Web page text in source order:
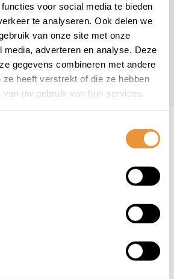
voor social media te bieden
te analyseren. Ook delen we
van onze site met onze
media, adverteren en analyse. Deze
gegevens combineren met andere
ze heeft verstrekt of die ze hebben
uw gebruik van hun services.
een 4.7/5 op